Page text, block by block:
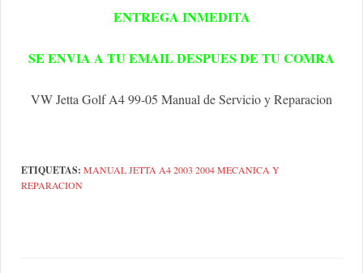
ENTREGA INMEDITA
SE ENVIA A TU EMAIL DESPUES DE TU COMRA
VW Jetta Golf A4 99-05 Manual de Servicio y Reparacion
ETIQUETAS: MANUAL JETTA A4 2003 2004 MECANICA Y
REPARACION